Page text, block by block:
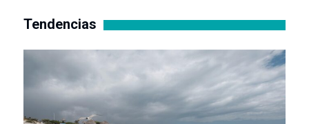
Tendencias